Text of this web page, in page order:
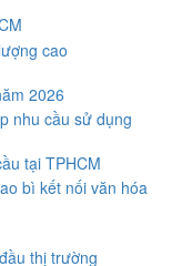
2026
tại TPHCM